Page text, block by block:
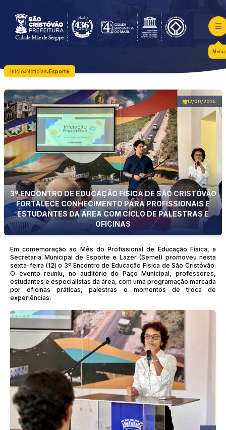
Menu
Início Notícias Esporte
12/09/2025
3º ENCONTRO DE EDUCAÇÃO FÍSICA DE SÃO CRISTÓVÃO
FORTALECE CONHECIMENTO PARA PROFISSIONAIS E
ESTUDANTES DA ÁREA COM CICLO DE PALESTRAS E
OFICINAS
Em comemoração ao Mês do Profissional de Educação Física, a
Secretaria Municipal de Esporte e Lazer (Semel) promoveu nesta
sexta-feira (12) o 3º Encontro de Educação Física de São Cristóvão.
O evento reuniu, no auditório do Paço Municipal, professores,
estudantes e especialistas da área, com uma programação marcada
por oficinas práticas, palestras e momentos de troca de
experiências.